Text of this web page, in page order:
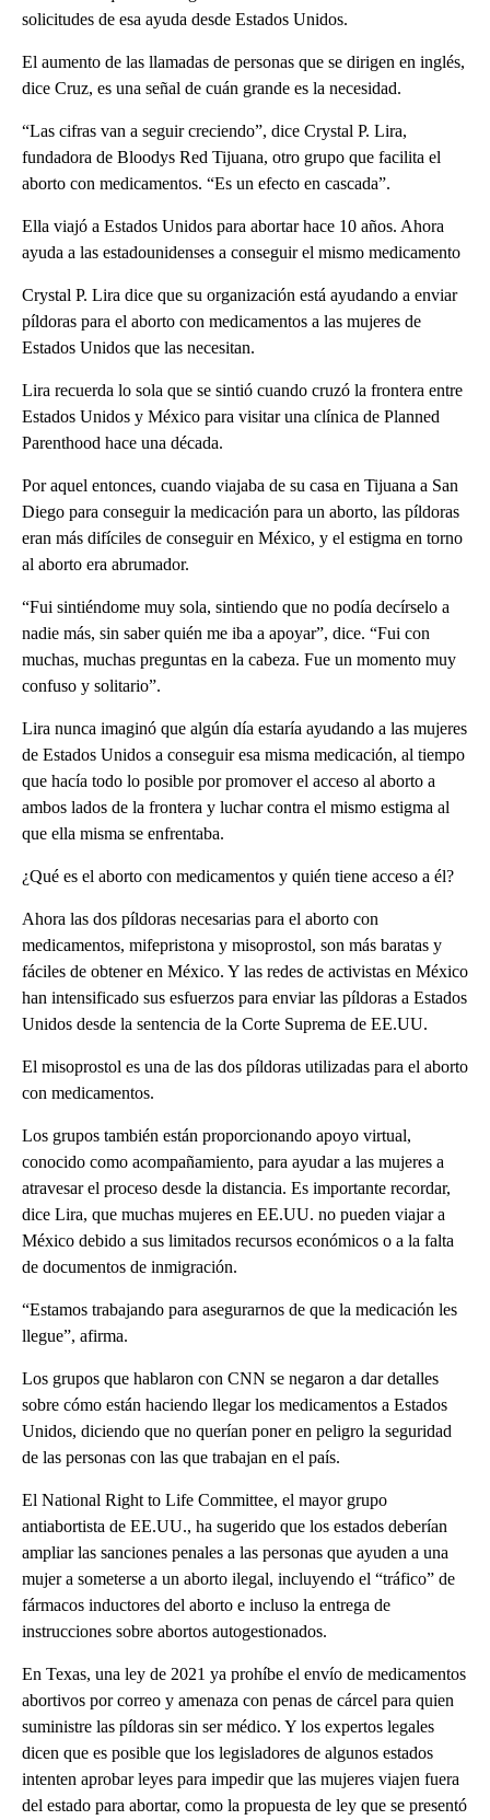
solicitudes de esa ayuda desde Estados Unidos.
El aumento de las llamadas de personas que se dirigen en inglés,
dice Cruz, es una señal de cuán grande es la necesidad.
“Las cifras van a seguir creciendo”, dice Crystal P. Lira,
fundadora de Bloodys Red Tijuana, otro grupo que facilita el
aborto con medicamentos. “Es un efecto en cascada”.
Ella viajó a Estados Unidos para abortar hace 10 años. Ahora
ayuda a las estadounidenses a conseguir el mismo medicamento
Crystal P. Lira dice que su organización está ayudando a enviar
píldoras para el aborto con medicamentos a las mujeres de
Estados Unidos que las necesitan.
Lira recuerda lo sola que se sintió cuando cruzó la frontera entre
Estados Unidos y México para visitar una clínica de Planned
Parenthood hace una década.
Por aquel entonces, cuando viajaba de su casa en Tijuana a San
Diego para conseguir la medicación para un aborto, las píldoras
eran más difíciles de conseguir en México, y el estigma en torno
al aborto era abrumador.
“Fui sintiéndome muy sola, sintiendo que no podía decírselo a
nadie más, sin saber quién me iba a apoyar”, dice. “Fui con
muchas, muchas preguntas en la cabeza. Fue un momento muy
confuso y solitario”.
Lira nunca imaginó que algún día estaría ayudando a las mujeres
de Estados Unidos a conseguir esa misma medicación, al tiempo
que hacía todo lo posible por promover el acceso al aborto a
ambos lados de la frontera y luchar contra el mismo estigma al
que ella misma se enfrentaba.
¿Qué es el aborto con medicamentos y quién tiene acceso a él?
Ahora las dos píldoras necesarias para el aborto con
medicamentos, mifepristona y misoprostol, son más baratas y
fáciles de obtener en México. Y las redes de activistas en México
han intensificado sus esfuerzos para enviar las píldoras a Estados
Unidos desde la sentencia de la Corte Suprema de EE.UU.
El misoprostol es una de las dos píldoras utilizadas para el aborto
con medicamentos.
Los grupos también están proporcionando apoyo virtual,
conocido como acompañamiento, para ayudar a las mujeres a
atravesar el proceso desde la distancia. Es importante recordar,
dice Lira, que muchas mujeres en EE.UU. no pueden viajar a
México debido a sus limitados recursos económicos o a la falta
de documentos de inmigración.
“Estamos trabajando para asegurarnos de que la medicación les
llegue”, afirma.
Los grupos que hablaron con CNN se negaron a dar detalles
sobre cómo están haciendo llegar los medicamentos a Estados
Unidos, diciendo que no querían poner en peligro la seguridad
de las personas con las que trabajan en el país.
El National Right to Life Committee, el mayor grupo
antiabortista de EE.UU., ha sugerido que los estados deberían
ampliar las sanciones penales a las personas que ayuden a una
mujer a someterse a un aborto ilegal, incluyendo el “tráfico” de
fármacos inductores del aborto e incluso la entrega de
instrucciones sobre abortos autogestionados.
En Texas, una ley de 2021 ya prohíbe el envío de medicamentos
abortivos por correo y amenaza con penas de cárcel para quien
suministre las píldoras sin ser médico. Y los expertos legales
dicen que es posible que los legisladores de algunos estados
intenten aprobar leyes para impedir que las mujeres viajen fuera
del estado para abortar, como la propuesta de ley que se presentó